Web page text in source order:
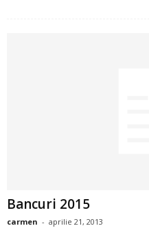
Bancuri 2015
carmen - aprilie 21, 2013